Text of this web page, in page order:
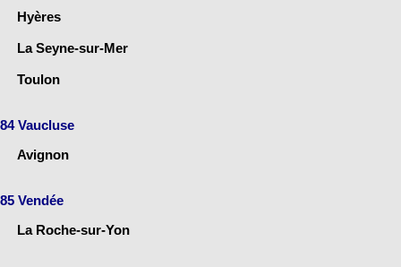
Hyères
La Seyne-sur-Mer
Toulon
84 Vaucluse
Avignon
85 Vendée
La Roche-sur-Yon